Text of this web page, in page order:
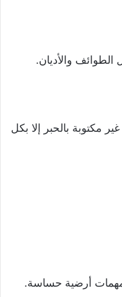
والأديان.
مكتوبة بالحبر إلا بكل
أرضية حساسة.